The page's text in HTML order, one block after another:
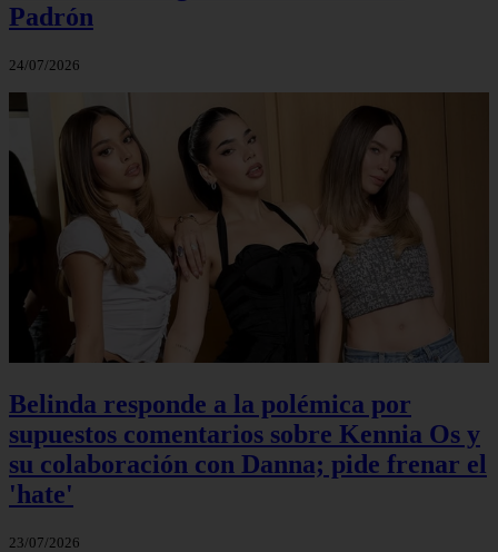
Padrón
24/07/2026
Belinda responde a la polémica por
supuestos comentarios sobre Kennia Os y
su colaboración con Danna; pide frenar el
'hate'
23/07/2026